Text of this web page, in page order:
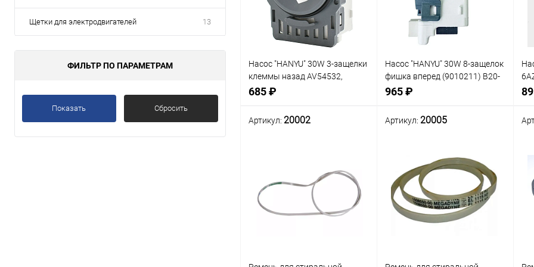
Щетки для электродвигателей 13
ФИЛЬТР ПО ПАРАМЕТРАМ
Показать Сбросить
избранное
избранное
Насос "HANYU" 30W 3-защелки
клеммы назад AV54532,
PMP524UN, B20-6A, 0,3A, 240-
685 ₽
Сравнение
В
избранное
В наличии: 1шт.
Насос "HANYU" 30W 8-защелок
фишка вперед (9010211) B20-
6A01, 0,3A, 240-250VAC.
965 ₽
Сравнение
В
избранное
В наличии: 1шт.
Артикул: 20002 Артикул: 20005